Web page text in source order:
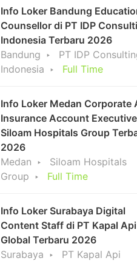
Info Loker Bandung
Counsellor di PT IDP
Indonesia Terbaru 2026
Bandung
PT IDP
Indonesia
Full Time
Info Loker Medan Corporate
Insurance Account
Siloam Hospitals Group
2026
Medan
Siloam Hospitals
Group
Full Time
Info Loker Surabaya Digital
Content Staff di PT Kapal Api
Global Terbaru 2026
Surabaya
PT Kapal Api